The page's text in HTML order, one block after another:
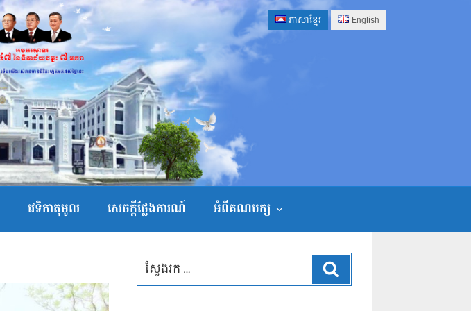
ភាសាខ្មែរ English
វេទិកាតុមូល សេចក្ដីថ្លែងការណ៍ អំពីគណបក្ស